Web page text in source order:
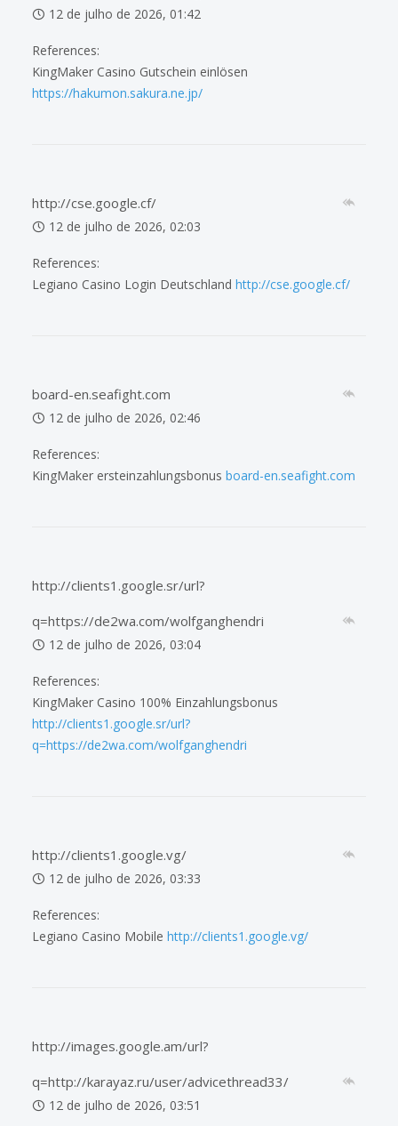
12 de julho de 2026, 01:42
References:
KingMaker Casino Gutschein einlösen
https://hakumon.sakura.ne.jp/
http://cse.google.cf/
12 de julho de 2026, 02:03
References:
Legiano Casino Login Deutschland http://cse.google.cf/
board-en.seafight.com
12 de julho de 2026, 02:46
References:
KingMaker ersteinzahlungsbonus board-en.seafight.com
http://clients1.google.sr/url?
q=https://de2wa.com/wolfganghendri
12 de julho de 2026, 03:04
References:
KingMaker Casino 100% Einzahlungsbonus
http://clients1.google.sr/url?
q=https://de2wa.com/wolfganghendri
http://clients1.google.vg/
12 de julho de 2026, 03:33
References:
Legiano Casino Mobile http://clients1.google.vg/
http://images.google.am/url?
q=http://karayaz.ru/user/advicethread33/
12 de julho de 2026, 03:51